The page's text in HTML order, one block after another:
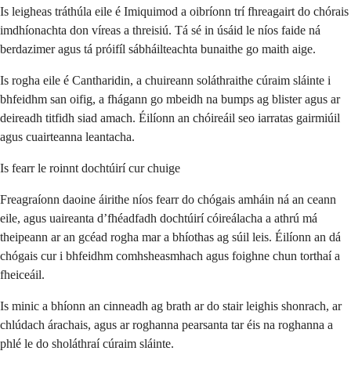
Is leigheas tráthúla eile é Imiquimod a oibríonn trí fhreagairt do chórais
imdhíonachta don víreas a threisiú. Tá sé in úsáid le níos faide ná
berdazimer agus tá próifíl sábháilteachta bunaithe go maith aige.
Is rogha eile é Cantharidin, a chuireann soláthraithe cúraim sláinte i
bhfeidhm san oifig, a fhágann go mbeidh na bumps ag blister agus ar
deireadh titfidh siad amach. Éilíonn an chóireáil seo iarratas gairmiúil
agus cuairteanna leantacha.
Is fearr le roinnt dochtúirí cur chuige
Freagraíonn daoine áirithe níos fearr do chógais amháin ná an ceann
eile, agus uaireanta d’fhéadfadh dochtúirí cóireálacha a athrú má
theipeann ar an gcéad rogha mar a bhíothas ag súil leis. Éilíonn an dá
chógais cur i bhfeidhm comhsheasmhach agus foighne chun torthaí a
fheiceáil.
Is minic a bhíonn an cinneadh ag brath ar do stair leighis shonrach, ar
chlúdach árachais, agus ar roghanna pearsanta tar éis na roghanna a
phlé le do sholáthraí cúraim sláinte.